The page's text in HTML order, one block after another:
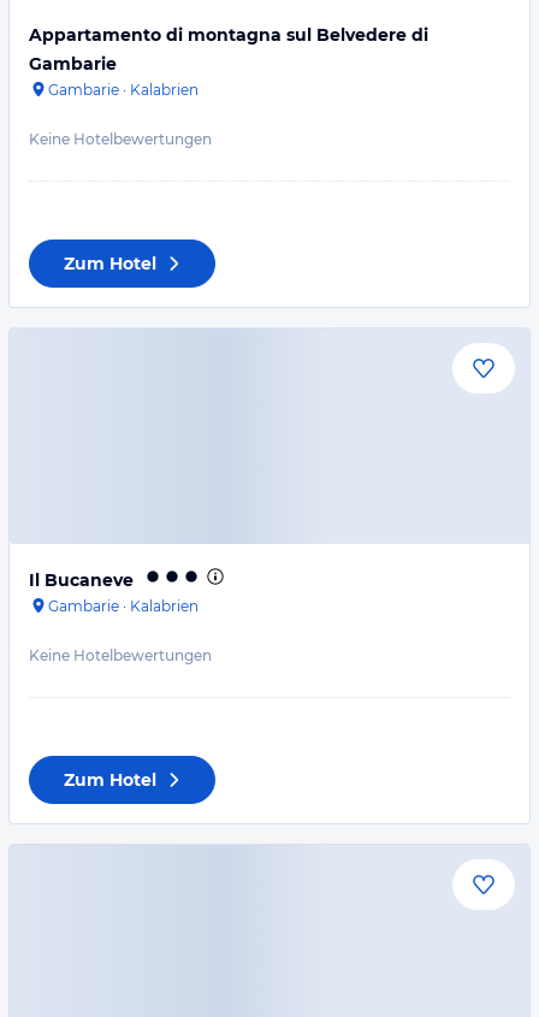
Appartamento di montagna sul Belvedere di
Gambarie
Gambarie · Kalabrien
Keine Hotelbewertungen
Zum Hotel
Il Bucaneve
Gambarie · Kalabrien
Keine Hotelbewertungen
Zum Hotel